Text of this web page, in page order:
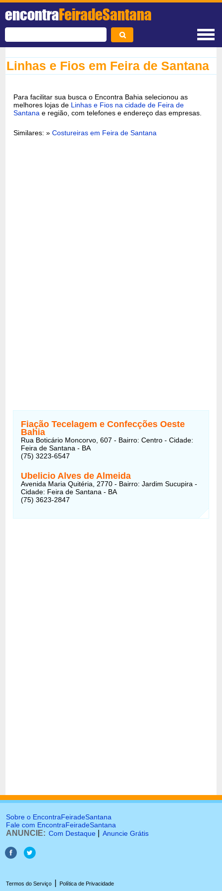
encontraFeiradeSantana
Linhas e Fios em Feira de Santana
Para facilitar sua busca o Encontra Bahia selecionou as
melhores lojas de Linhas e Fios na cidade de Feira de
Santana e região, com telefones e endereço das empresas.
Similares: »Costureiras em Feira de Santana
Fiação Tecelagem e Confecções Oeste
Bahia
Rua Boticário Moncorvo, 607 - Bairro: Centro - Cidade:
Feira de Santana - BA
(75) 3223-6547
Ubelicio Alves de Almeida
Avenida Maria Quitéria, 2770 - Bairro: Jardim Sucupira -
Cidade: Feira de Santana - BA
(75) 3623-2847
Sobre o EncontraFeiradeSantana
Fale com EncontraFeiradeSantana
ANUNCIE: Com Destaque Anuncie Grátis
Termos do Serviço Política de Privacidade